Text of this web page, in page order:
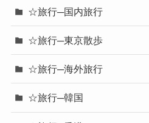
☆旅行─国内旅行
☆旅行─東京散歩
☆旅行─海外旅行
☆旅行─韓国